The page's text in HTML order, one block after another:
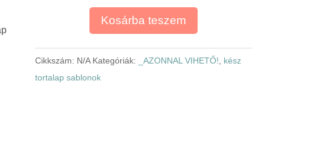
Kosárba teszem
Cikkszám: N/A Kategóriák: _AZONNAL VIHETŐ!
kész
tortalap sablonok